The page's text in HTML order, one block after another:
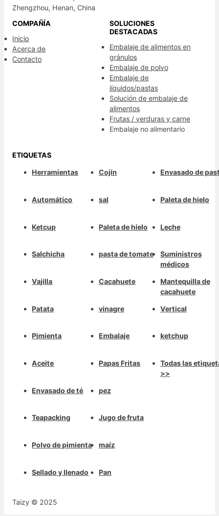
Zhengzhou, Henan, China
COMPAÑÍA
Inicio
Acerca de
Contacto
SOLUCIONES
DESTACADAS
Embalaje de alimentos en
gránulos
Embalaje de polvo
Embalaje de
líquidos/pastas
Solución de embalaje de
alimentos
Frutas / verduras y carne
Embalaje no alimentario
ETIQUETAS
Herramientas
Automático
Ketcup
Salchicha
Vajilla
Patata
Pimienta
Aceite
Envasado de té
Teapacking
Polvo de pimienta
Sellado y llenado
Cojín
sal
Paleta de hielo
pasta de tomate
Cacahuete
vinagre
Embalaje
Papas Fritas
pez
Jugo de fruta
maíz
Pan
Envasado de
Paleta de hielo
Leche
Suministros
médicos
Mantequilla de
cacahuete
Vertical
ketchup
Todas las
>>
Taizy © 2025